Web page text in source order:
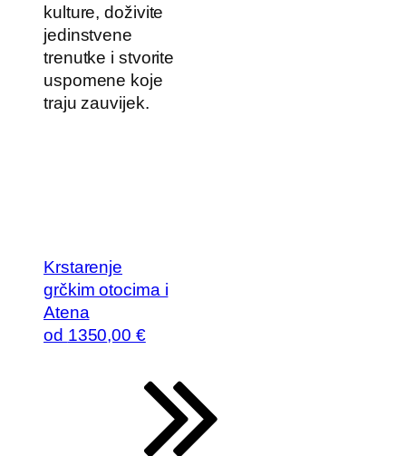
kulture, doživite
jedinstvene
trenutke i stvorite
uspomene koje
traju zauvijek.
Krstarenje
grčkim otocima i
Atena
od 1350,00 €